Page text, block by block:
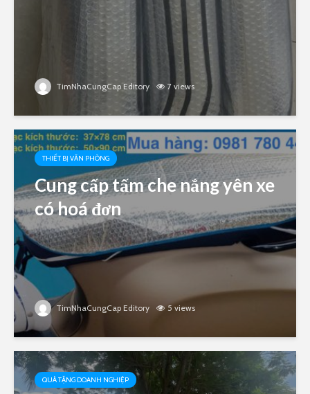
TimNhaCungCap Editory 7 views
THIẾT BỊ VĂN PHÒNG
Cung cấp tấm che nắng yên xe
có hoá đơn
TimNhaCungCap Editory 5 views
QUÀ TẶNG DOANH NGHIỆP